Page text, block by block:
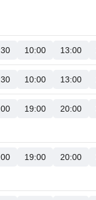
10:00 13:00
10:00 13:00
19:00 20:00
19:00 20:00